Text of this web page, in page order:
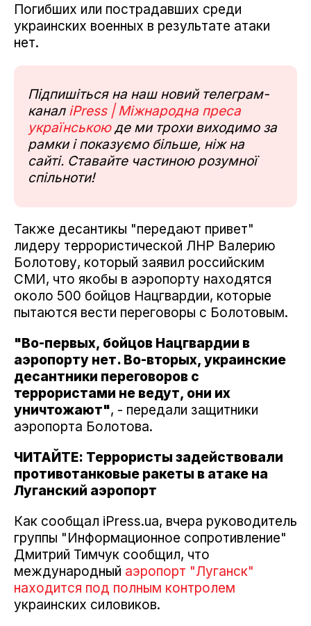
Погибших или пострадавших среди
украинских военных в результате атаки
нет.
Підпишіться на наш новий телеграм-
канал iPress | Міжнародна преса
українськоюде ми трохи виходимо за
рамки і показуємо більше, ніж на
сайті. Ставайте частиною розумної
спільноти!
Также десантикы "передают привет"
лидеру террористической ЛНР Валерию
Болотову, который заявил российским
СМИ, что якобы в аэропорту находятся
около 500 бойцов Нацгвардии, которые
пытаются вести переговоры с Болотовым.
"Во-первых, бойцов Нацгвардии в
аэропорту нет. Во-вторых, украинские
десантники переговоров с
террористами не ведут, они их
уничтожают", - передали защитники
аэропорта Болотова.
ЧИТАЙТЕ: Террористы задействовали
противотанковые ракеты в атаке на
Луганский аэропорт
Как сообщал iPress.ua, вчера руководитель
группы "Информационное сопротивление"
Дмитрий Тимчук сообщил, что
международный аэропорт "Луганск"
находится под полным контролем
украинских силовиков.